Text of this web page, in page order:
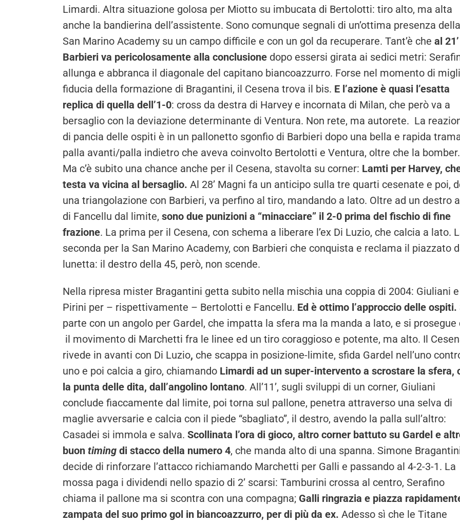
Limardi. Altra situazione golosa per Miotto su imbucata di Bertolotti: tiro alto, ma alta
anche la bandierina dell’assistente. Sono comunque segnali di un’ottima presenza della
San Marino Academy su un campo difficile e con un gol da recuperare. Tant’è che al 21’
Barbieri va pericolosamente alla conclusione dopo essersi girata ai sedici metri:
allunga e abbranca il diagonale del capitano biancoazzurro. Forse nel momento di
fiducia della formazione di Bragantini, il Cesena trova il bis. E l’azione è quasi l’esatta
replica di quella dell’1-0: cross da destra di Harvey e incornata di Milan, che però va a
bersaglio con la deviazione determinante di Ventura. Non rete, ma autorete. La
di pancia delle ospiti è in un pallonetto sgonfio di Barbieri dopo una bella e rapida
palla avanti/palla indietro che aveva coinvolto Bertolotti e Ventura, oltre che la bomber.
Ma c’è subito una chance anche per il Cesena, stavolta su corner: Lamti per Harvey,
testa va vicina al bersaglio. Al 28’ Magni fa un anticipo sulla tre quarti cesenate e poi,
una triangolazione con Barbieri, va perfino al tiro, mandando a lato. Oltre ad un destro
di Fancellu dal limite, sono due punizioni a “minacciare” il 2-0 prima del fischio di fine
frazione. La prima per il Cesena, con schema a liberare l’ex Di Luzio, che calcia a lato.
seconda per la San Marino Academy, con Barbieri che conquista e reclama il piazzato
lunetta: il destro della 45, però, non scende.
Nella ripresa mister Bragantini getta subito nella mischia una coppia di 2004: Giuliani e
Pirini per – rispettivamente – Bertolotti e Fancellu. Ed è ottimo l’approccio delle ospiti.
parte con un angolo per Gardel, che impatta la sfera ma la manda a lato, e si prosegue
il movimento di Marchetti fra le linee ed un tiro coraggioso e potente, ma alto. Il
rivede in avanti con Di Luzio, che scappa in posizione-limite, sfida Gardel nell’uno
uno e poi calcia a giro, chiamando Limardi ad un super-intervento a scrostare la sfera,
la punta delle dita, dall’angolino lontano. All’11’, sugli sviluppi di un corner, Giuliani
conclude fiaccamente dal limite, poi torna sul pallone, penetra attraverso una selva di
maglie avversarie e calcia con il piede “sbagliato”, il destro, avendo la palla sull’altro:
Casadei si immola e salva. Scollinata l’ora di gioco, altro corner battuto su Gardel e
buon timing di stacco della numero 4, che manda alto di una spanna. Simone
decide di rinforzare l’attacco richiamando Marchetti per Galli e passando al 4-2-3-1. La
mossa paga i dividendi nello spazio di 2’ scarsi: Tamburini crossa al centro, Serafino
chiama il pallone ma si scontra con una compagna; Galli ringrazia e piazza
zampata del suo primo gol in biancoazzurro, per di più da ex. Adesso sì che le Titane